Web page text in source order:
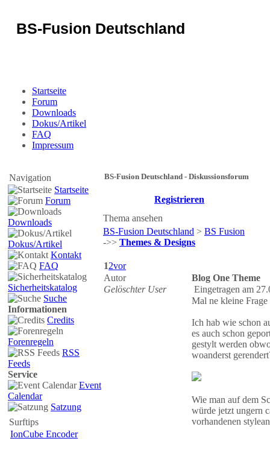
BS-Fusion Deutschland
Startseite
Forum
Downloads
Dokus/Artikel
FAQ
Impressum
Navigation
Startseite
Forum
Downloads
Dokus/Artikel
Kontakt
FAQ
Sicherheitskatalog
Suche
Informationen
Credits
Forenregeln
RSS
Feeds
Service
Event
Calendar
Satzung
Surftips
IonCube Encoder
BS-Fusion Deutschland - Diskussionsforum
Registrieren
Thema ansehen
BS-Fusion Deutschland > BS Fusion
->> Themes & Designs
12vor
Autor
Blog One Theme
Gelöschter User
Eingetragen am
Mal ne kleine Frage
Ich hab wie schon
es auch schon
gestylt werden
woanderst
Wie man auf dem
würde jetzt ungern
vorhandenen